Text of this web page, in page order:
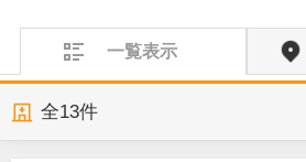
一覧表示
全13件